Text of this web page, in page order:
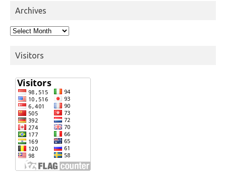
Archives
Archives
Visitors